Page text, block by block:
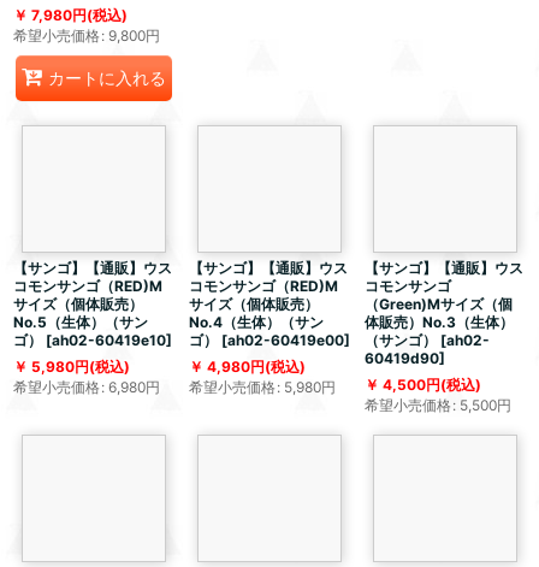
7,980円(税込)
希望小売価格: 9,800円
カートに入れる
【サンゴ】【通販】ウス
コモンサンゴ（RED)M
サイズ（個体販売）
No.5（生体）（サン
ゴ）
[ah02-60419e10]
5,980円(税込)
希望小売価格: 6,980円
【サンゴ】【通販】ウス
コモンサンゴ（RED)M
サイズ（個体販売）
No.4（生体）（サン
ゴ）
[ah02-60419e00]
4,980円(税込)
希望小売価格: 5,980円
【サンゴ】【通販】ウス
コモンサンゴ
（Green)Mサイズ（個
体販売）No.3（生体）
（サンゴ）
[ah02-
60419d90]
4,500円(税込)
希望小売価格: 5,500円